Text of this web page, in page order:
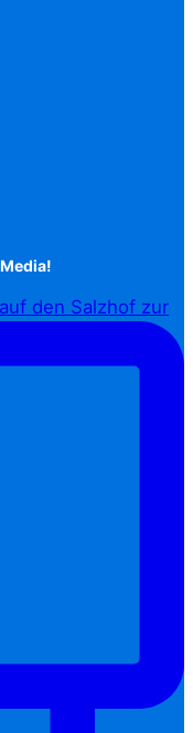
den Salzhof zur